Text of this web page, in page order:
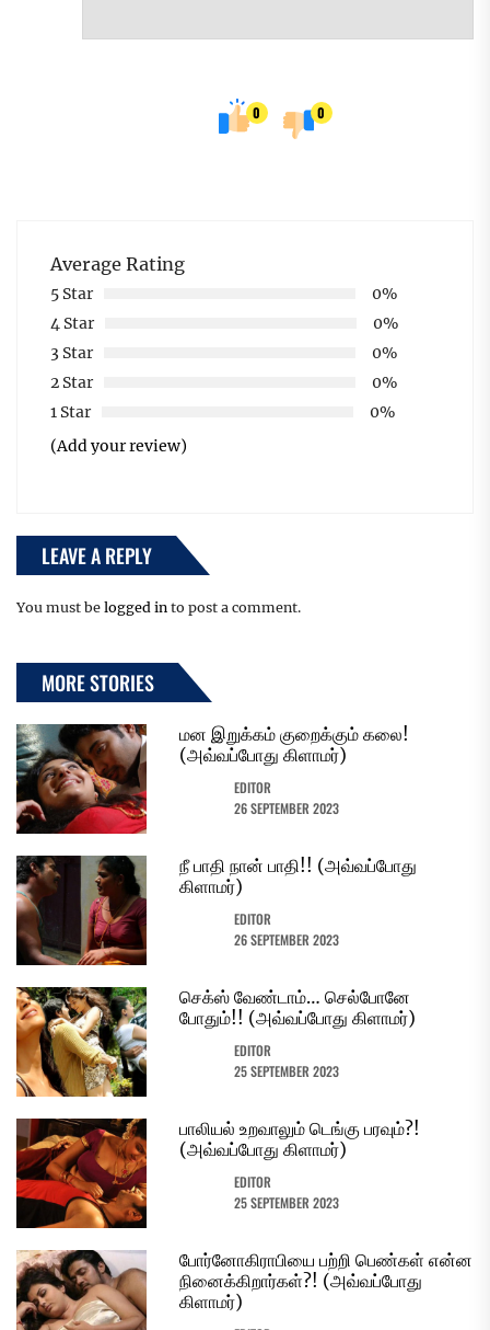
0 0
Average Rating
5 Star
0%
4 Star
0%
3 Star
0%
2 Star
0%
1 Star
0%
(Add your review)
LEAVE A REPLY
You must be logged in to post a comment.
MORE STORIES
மன இறுக்கம் குறைக்கும் கலை!
(அவ்வப்போது கிளாமர்)
EDITOR
26 SEPTEMBER 2023
நீ பாதி நான் பாதி!! (அவ்வப்போது
கிளாமர்)
EDITOR
26 SEPTEMBER 2023
செக்ஸ் வேண்டாம்… செல்போனே
போதும்!! (அவ்வப்போது கிளாமர்)
EDITOR
25 SEPTEMBER 2023
பாலியல் உறவாலும் டெங்கு பரவும்?!
(அவ்வப்போது கிளாமர்)
EDITOR
25 SEPTEMBER 2023
போர்னோகிராபியை பற்றி பெண்கள் என்ன
நினைக்கிறார்கள்?! (அவ்வப்போது
கிளாமர்)